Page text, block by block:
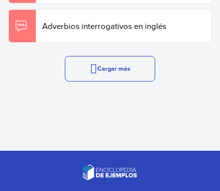
Adverbios interrogativos en inglés
Cargar más